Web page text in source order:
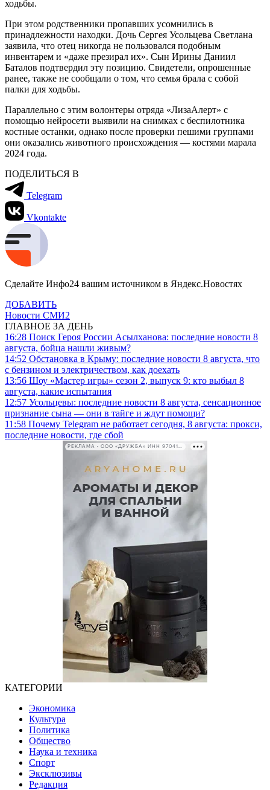
ходьбы.
При этом родственники пропавших усомнились в
принадлежности находки. Дочь Сергея Усольцева Светлана
заявила, что отец никогда не пользовался подобным
инвентарем и «даже презирал их». Сын Ирины Даниил
Баталов подтвердил эту позицию. Свидетели, опрошенные
ранее, также не сообщали о том, что семья брала с собой
палки для ходьбы.
Параллельно с этим волонтеры отряда «ЛизаАлерт» с
помощью нейросети выявили на снимках с беспилотника
костные останки, однако после проверки пешими группами
они оказались животного происхождения — костями марала
2024 года.
ПОДЕЛИТЬСЯ В
Telegram
Vkontakte
Сделайте Инфо24 вашим источником в Яндекс.Новостях
ДОБАВИТЬ
Новости СМИ2
ГЛАВНОЕ ЗА ДЕНЬ
16:28 Поиск Героя России Асылханова: последние новости 8
августа, бойца нашли живым?
14:52 Обстановка в Крыму: последние новости 8 августа, что
с бензином и электричеством, как доехать
13:56 Шоу «Мастер игры» сезон 2, выпуск 9: кто выбыл 8
августа, какие испытания
12:57 Усольцевы: последние новости 8 августа, сенсационное
признание сына — они в тайге и ждут помощи?
11:58 Почему Telegram не работает сегодня, 8 августа: прокси,
последние новости, где сбой
РЕКЛАМА • ООО «ДРУЖБА» ИНН 9704146411
КАТЕГОРИИ
Экономика
Культура
Политика
Общество
Наука и техника
Спорт
Эксклюзивы
Редакция